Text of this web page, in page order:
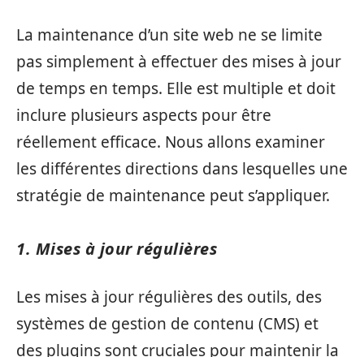
La maintenance d’un site web ne se limite
pas simplement à effectuer des mises à jour
de temps en temps. Elle est multiple et doit
inclure plusieurs aspects pour être
réellement efficace. Nous allons examiner
les différentes directions dans lesquelles une
stratégie de maintenance peut s’appliquer.
1. Mises à jour régulières
Les mises à jour régulières des outils, des
systèmes de gestion de contenu (CMS) et
des plugins sont cruciales pour maintenir la